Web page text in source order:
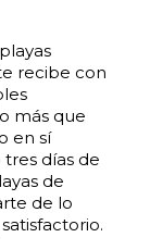
recibe con
más que
en sí
días de
de
de lo